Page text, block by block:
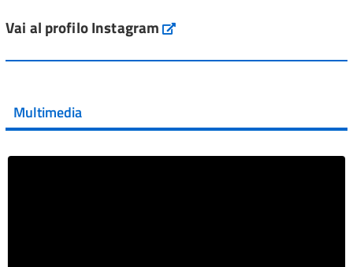
Vai al post →
Vai al post →
Vai al profilo Instagram Instagram
Multimedia